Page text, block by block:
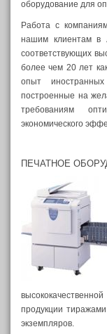
оборудование для
Работа с
нашим клиентам в
соответствующих
более чем 20 лет
опыт
построенные на
требованиям
экономического
ПЕЧАТНОЕ
продукции тиражами
экземпляров.